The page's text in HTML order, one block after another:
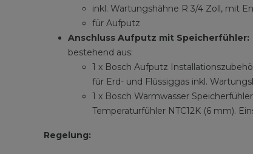
inkl. Wartungshähne R 3/4 Zoll, mit
für Aufputz
Anschluss Aufputz mit Speicherfühler:
bestehend aus:
1 x Bosch Aufputz
für Erd- und Flüssiggas inkl.
1 x Bosch Warmwasser
Temperaturfühler NTC12K (6 mm).
Regelung: